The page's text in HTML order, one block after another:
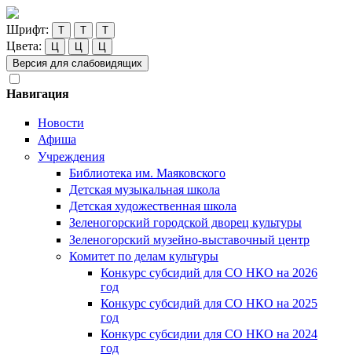
Шрифт: Т Т Т
Цвета: Ц Ц
Ц
Версия для слабовидящих
Навигация
Новости
Афиша
Учреждения
Библиотека им. Маяковского
Детская музыкальная школа
Детская художественная школа
Зеленогорский городской дворец культуры
Зеленогорский музейно-выставочный центр
Комитет по делам культуры
Конкурс субсидий для СО НКО на 2026
год
Конкурс субсидий для СО НКО на 2025
год
Конкурс субсидии для СО НКО на 2024
год